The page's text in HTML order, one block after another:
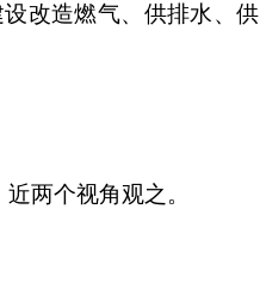
改造燃气、供排水、供
两个视角观之。